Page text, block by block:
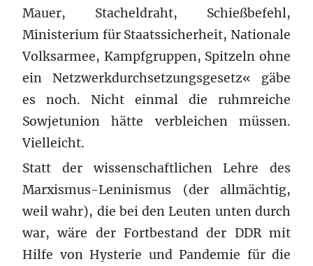
Mauer, Stacheldraht, Schießbefehl,
Ministerium für Staatssicherheit, Nationale
Volksarmee, Kampfgruppen, Spitzeln ohne
ein Netzwerkdurchsetzungsgesetz« gäbe
es noch. Nicht einmal die ruhmreiche
Sowjetunion hätte verbleichen müssen.
Vielleicht.
Statt der wissenschaftlichen Lehre des
Marxismus-Leninismus (der allmächtig,
weil wahr), die bei den Leuten unten durch
war, wäre der Fortbestand der DDR mit
Hilfe von Hysterie und Pandemie für die